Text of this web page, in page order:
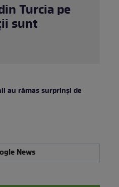
Turcia pe
sunt
au rămas surprinși de
News